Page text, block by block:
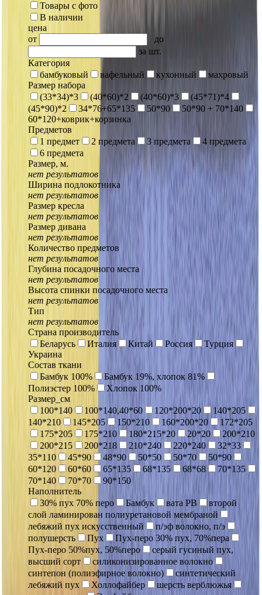
Товары с фото
В наличии
цена
от
до
за шт.
Категория
бамбуковый
вафельный кухонный
махровый
Размер набора
(33*34)*3
(40*60)*2 (40*60)*3
(45*71)*4
(45*90)*2
34*76+65*135 50*90
50*90 + 70*140
60*120+коврик+корзинка
Предметов
1 предмет
2 предмета 3 предмета
4 предмета
6 предмета
Размер, м.
нет результатов
Ширина подлокотника
нет результатов
Размер кресла
нет результатов
Размер дивана
нет результатов
Количество предметов
нет результатов
Глубина посадочного места
нет результатов
Высота спинки посадочного места
нет результатов
Тип
нет результатов
Страна производитель
Беларусь
Италия Китай Россия
Турция
Украина
Состав ткани
Бамбук 100%
Бамбук 19%, хлопок 81%
Полиэстер 100%
Хлопок 100%
Размер_см
100*140
100*140,40*60 120*200*20
140*205
140*210
145*205 150*210 160*200*20
172*205
175*205
175*210 180*215*20 20*20
200*210
200*215
200*218 210*240 220*240
32*33
35*110
45*90 48*90 50*50 50*70
50*90
60*120
60*60 65*135 68*135 68*68
70*135
70*140
70*70
90*150
Наполнитель
30% пух 70% перо
Бамбук вата РВ
второй
слой ламинирован полиуретановой мембраной
лебяжий пух искусственный
п/эф волокно, п/э
полушерсть
Пух
Пух-перо 30% пух, 70%пера
Пух-перо 50%пух, 50%перо
серый гусиный пух,
высший сорт
силиконизированное волокно
синтепон (полиэфирное волокно)
синтетический
лебяжий пух
Холлофайбер
шерсть верблюжья